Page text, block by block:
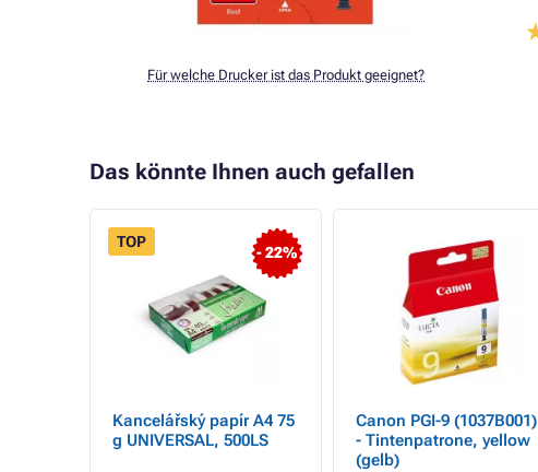
Für welche Drucker ist das Produkt geeignet?
Das könnte Ihnen auch gefallen
- 22%
TOP
Kancelářský papír A4 75
g UNIVERSAL, 500LS
Canon PGI-9 (1037B001)
- Tintenpatrone, yellow
(gelb)